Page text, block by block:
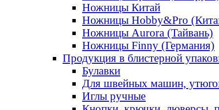
Ножницы Китай
Ножницы Hobby&Pro
Ножницы Aurora (Тайвань)
Ножницы Finny (Германия)
Продукция в блистерной
Булавки
Для швейных машин,
Иглы ручные